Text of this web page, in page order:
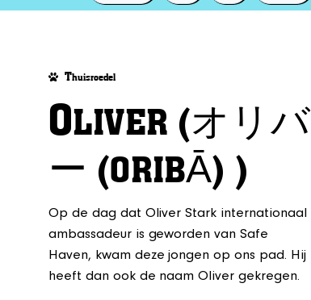
Thuisroedel
OLIVER (オリバ
ー (ORIBĀ) )
Op de dag dat Oliver Stark internationaal
ambassadeur is geworden van Safe
Haven, kwam deze jongen op ons pad. Hij
heeft dan ook de naam Oliver gekregen.